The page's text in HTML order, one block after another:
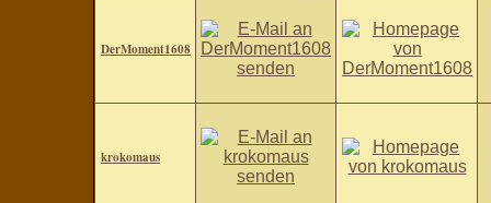
DerMoment1608
krokomaus